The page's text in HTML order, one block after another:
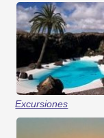
Excursiones